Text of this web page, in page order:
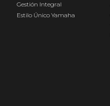
Gestión Integral
Estilo Único Yamaha